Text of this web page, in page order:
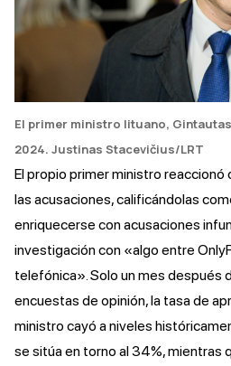
El primer ministro lituano,
2024. Justinas Stacevičius/LRT
El propio primer ministro reaccionó
las acusaciones, calificándolas
enriquecerse con acusaciones
investigación con «algo entre
telefónica». Solo un mes después
encuestas de opinión, la tasa de
ministro cayó a niveles
se sitúa en torno al 34%, mientras